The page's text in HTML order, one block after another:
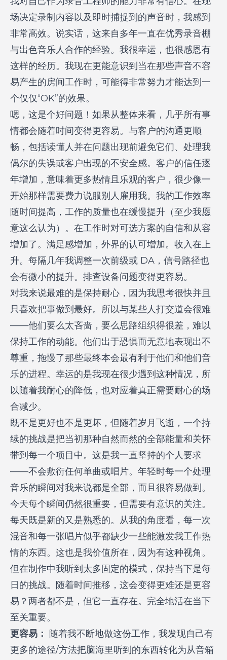
场决定录制内容以及即时捕捉到的声音时，我感到
非常高效。说实话，这来自多年一直在优秀录音棚
与出色音乐人合作的经验。我很幸运，也很感恩有
这样的经历。我现在更能意识到当在那些声音不容
易产生的房间工作时，可能得非常努力才能达到一
个仅仅“OK”的效果。
嗯，这是个好问题！如果从整体来看，几乎所有事
情都会随着时间变得更容易。与客户的沟通更顺
畅，包括读懂人并在问题出现前避免它们、处理我
偶尔的失误或客户出现的不安全感。客户的信任逐
年增加，意味着更多热情且乐观的客户，很少像一
开始那样需要费力说服别人雇用我。我的工作效率
随时间提高，工作的质量也在缓慢提升（至少我愿
意这么认为）。在工作时对可选方案的自信和从容
增加了。满足感增加，外界的认可增加。收入在上
升。每隔几年我调整一次前级或 DA，信号路径也
会有微小的提升。排查设备问题变得更容易。
对我来说最难的是保持耐心，因为我思考很快并且
只喜欢把事做到最好。所以与某些人打交道会很难
——他们要么太吝啬，要么思路组织得很差，难以
保持工作的动能。他们出于恐惧而无意地表现出不
尊重，拖慢了那些最终本会最有利于他们和他们音
乐的进程。幸运的是我现在很少遇到这种情况，所
以随着我耐心的降低，也对应着真正需要耐心的场
合减少。
既不是更好也不是更坏，但随着岁月飞逝，一个持
续的挑战是把当初那种自然而然的全部能量和关怀
带到每一个项目中。这是我一直坚持的个人要求
——不会敷衍任何单曲或唱片。年轻时每一个处理
音乐的瞬间对我来说都是全部，而且很容易做到。
今天每个瞬间仍然很重要，但需要有意识的关注。
每天既是新的又是熟悉的。从我的角度看，每一次
混音和每一张唱片似乎都缺少一些能激发我工作热
情的东西。这也是我价值所在，因为有这种视角。
但在制作中我听到太多固定的模式，保持当下是每
日的挑战。随着时间推移，这会变得更难还是更容
易？两者都不是，但它一直存在。完全地活在当下
至关重要。
更容易：
随着我不断地做这份工作，我发现自己有
更多的途径/方法把脑海里听到的东西转化为从音箱